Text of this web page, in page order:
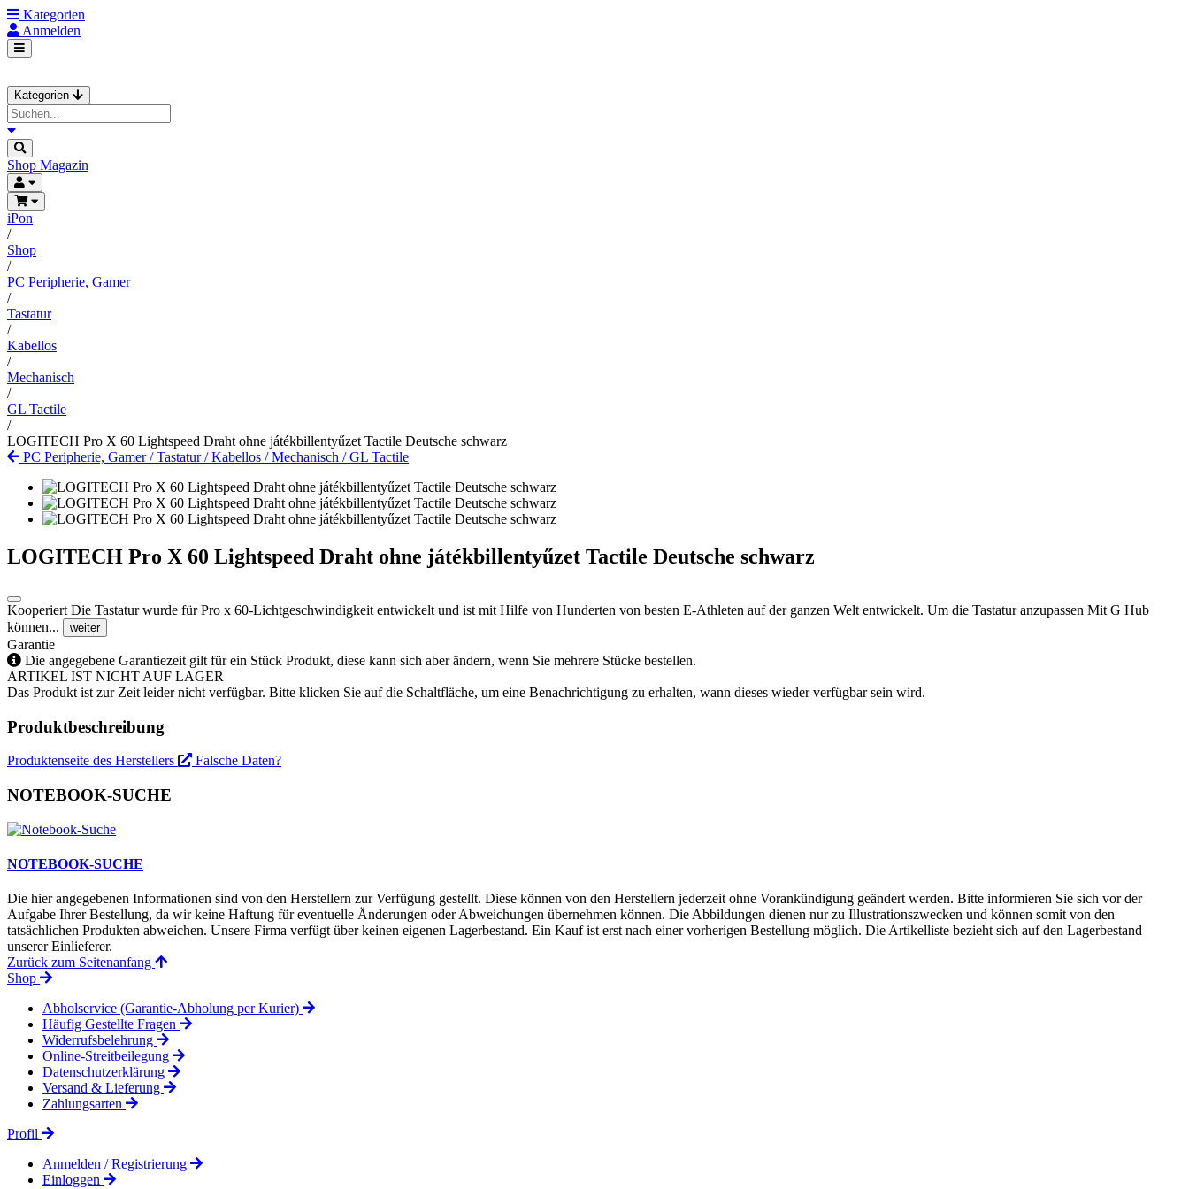
Kategorien
Anmelden
Kategorien
Shop Magazin
iPon
/
Shop
/
PC Peripherie, Gamer
/
Tastatur
/
Kabellos
/
Mechanisch
/
GL Tactile
/
LOGITECH Pro X 60 Lightspeed Draht ohne játékbillentyűzet Tactile Deutsche schwarz
PC Peripherie, Gamer/Tastatur/Kabellos /Mechanisch /GL Tactile
LOGITECH Pro X 60 Lightspeed Draht ohne játékbillentyűzet Tactile Deutsche schwarz
Kooperiert Die Tastatur wurde für Pro x 60-Lichtgeschwindigkeit entwickelt und ist mit Hilfe von Hunderten von besten E-Athleten auf der ganzen Welt entwickelt. Um die Tastatur anzupassen Mit G Hub
können...
weiter
Garantie
Die angegebene Garantiezeit gilt für ein Stück Produkt, diese kann sich aber ändern, wenn Sie mehrere Stücke bestellen.
ARTIKEL IST NICHT AUF LAGER
Das Produkt ist zur Zeit leider nicht verfügbar. Bitte klicken Sie auf die Schaltfläche, um eine Benachrichtigung zu erhalten, wann dieses wieder verfügbar sein wird.
Produktbeschreibung
Produktenseite des Herstellers Falsche Daten?
NOTEBOOK-SUCHE
NOTEBOOK-SUCHE
Die hier angegebenen Informationen sind von den Herstellern zur Verfügung gestellt. Diese können von den Herstellern jederzeit ohne Vorankündigung geändert werden. Bitte informieren Sie sich vor der
Aufgabe Ihrer Bestellung, da wir keine Haftung für eventuelle Änderungen oder Abweichungen übernehmen können. Die Abbildungen dienen nur zu Illustrationszwecken und können somit von den
tatsächlichen Produkten abweichen. Unsere Firma verfügt über keinen eigenen Lagerbestand. Ein Kauf ist erst nach einer vorherigen Bestellung möglich. Die Artikelliste bezieht sich auf den Lagerbestand
unserer Einlieferer.
Zurück zum Seitenanfang
Shop
Abholservice (Garantie-Abholung per Kurier)
Häufig Gestellte Fragen
Widerrufsbelehrung
Online-Streitbeilegung
Datenschutzerklärung
Versand & Lieferung
Zahlungsarten
Profil
Anmelden / Registrierung
Einloggen